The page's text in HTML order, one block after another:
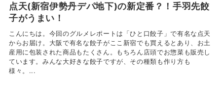
点天(新宿伊勢丹デパ地下)の新定番？！手羽先餃
子がうまい！
こんにちは。今回のグルメレポートは「ひと口餃子」で有名な点天
からお届け。大阪で有名な餃子がここ新宿でも買えるとあり、お土
産用に包装された商品もたくさん。もちろん店頭でお惣菜も販売し
ています。みんな大好きな餃子ですが、その種類も作り方も
様々。...